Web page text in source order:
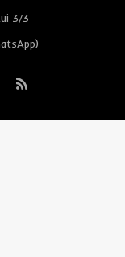
3/3
RSS